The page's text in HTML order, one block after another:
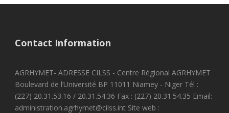
Contact Information
AGRHYMET- ADRESSE CILSS - Centre Régional AGRHYMET
Boulevard de l’Université BP 11011 Niamey - Niger Tél :
(227) 20.31.53.16 / 20.31.54.36 Fax : (227) 20.31.54.35 Email:
administration.agrhymet@cilss.int Site web :